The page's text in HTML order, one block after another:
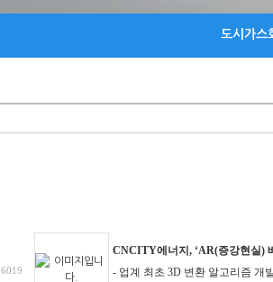
도시가스
6019
CNCITY에너지, ‘AR(증강현실)
- 업계 최초 3D 변환 알고리즘 개